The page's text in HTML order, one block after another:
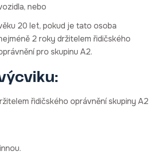
nebo
20 let, pokud je tato osoba
2 roky držitelem řidičského
pro skupinu A2.
řidičského oprávnění skupiny A2